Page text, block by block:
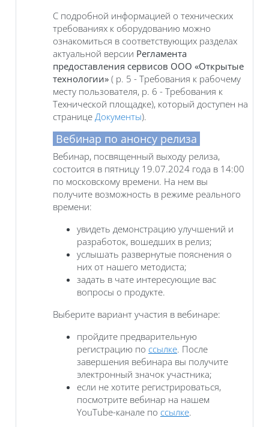
С подробной информацией о технических
требованиях к оборудованию можно
ознакомиться в соответствующих разделах
актуальной версии Регламента
предоставления сервисов ООО «Открытые
технологии» ( р. 5 - Требования к рабочему
месту пользователя, р. 6 - Требования к
Технической площадке), который доступен на
странице Документы).
Вебинар по анонсу релиза
Вебинар, посвященный выходу релиза,
состоится в пятницу 19.07.2024 года в 14:00
по московскому времени. На нем вы
получите возможность в режиме реального
времени:
увидеть демонстрацию улучшений и
разработок, вошедших в релиз;
услышать развернутые пояснения о
них от нашего методиста;
задать в чате интересующие вас
вопросы о продукте.
Выберите вариант участия в вебинаре:
пройдите предварительную
регистрацию по ссылке. После
завершения вебинара вы получите
электронный значок участника;
если не хотите регистрироваться,
посмотрите вебинар на нашем
YouTube-канале по ссылке.